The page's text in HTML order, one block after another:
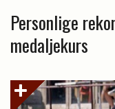
Personlige
medaljekurs